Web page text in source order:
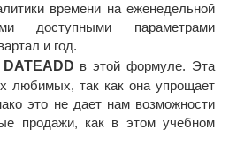
времени на еженедельной
доступными параметрами
и год.
DATEADD в этой формуле. Эта
любимых, так как она упрощает
это не дает нам возможности
продажи, как в этом учебном